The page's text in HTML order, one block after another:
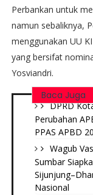
Perbankan untuk
namun sebaliknya,
menggunakan UU
yang bersifat
Yosviandri.
Baca Juga
DPRD
Perubahan
PPAS APBD
Wagub
Sumbar
Nasional